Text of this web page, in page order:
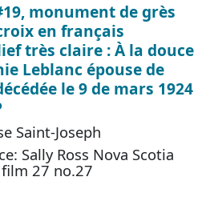
monument de grès
en français
très claire : À la douce
Leblanc épouse de
le 9 de mars 1924
Saint-Joseph
Sally Ross Nova Scotia
27 no.27